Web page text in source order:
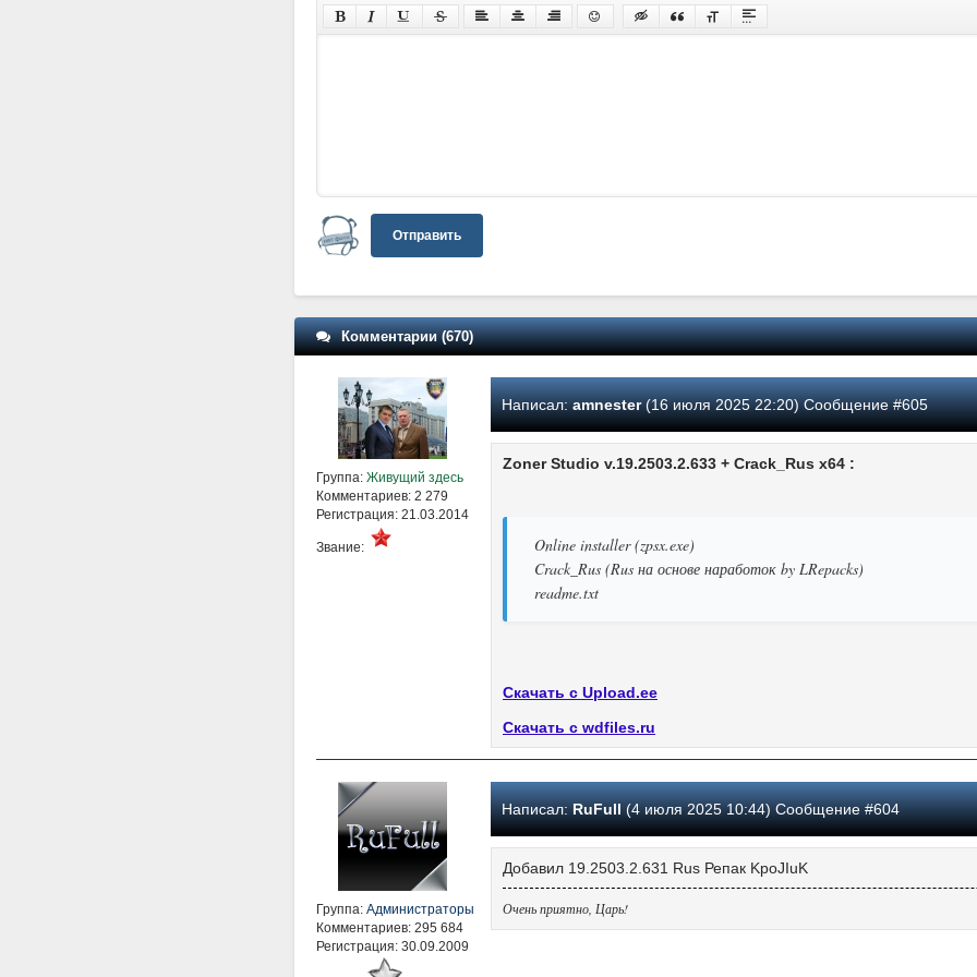
Отправить
Комментарии (670)
Группа: Живущий здесь
Комментариев: 2 279
Регистрация: 21.03.2014
Звание:
Написал: amnester(16 июля 2025 22:20) Сообщение #605
Zoner Studio v.19.2503.2.633 + Crack_Rus x64 :
Online installer (zpsx.exe)
Crack_Rus (Rus на основе наработок by LRepacks)
readme.txt
Скачать с Upload.ee
Скачать с wdfiles.ru
Группа: Администраторы
Комментариев: 295 684
Регистрация: 30.09.2009
Написал: RuFull(4 июля 2025 10:44) Сообщение #604
Добавил 19.2503.2.631 Rus Репак KpoJIuK
Очень приятно, Царь!